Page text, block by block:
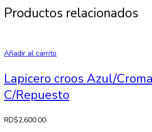
Productos relacionados
Añadir al carrito
Lapicero croos Azul/
C/Repuesto
RD$2,600.00